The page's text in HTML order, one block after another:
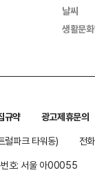
날씨
생활문
규약
광고제휴문의
럴파크 타워동)
전
번호: 서울 아00055